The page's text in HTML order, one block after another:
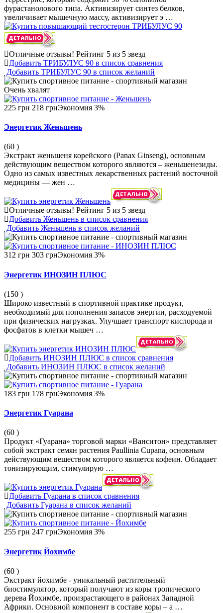
фурастанолового типа. Активизирует синтез белков,
увеличивает мышечную массу, активизирует э …
Отличные отзывы! Рейтинг 5 из 5 звезд
Добавить ТРИБУЛУС 90 в список сравнения
Добавить ТРИБУЛУС 90 в список желаний
Очень хвалят
225 грн 218 грнЭкономия 3%
Энергетик Женьшень
(60 )
Экстракт женьшеня корейского (Panax Ginseng), основным
действующим веществом которого являются – женьшенезиды.
Одно из самых известных лекарственных растений восточной
медицины — жен …
Отличные отзывы! Рейтинг 5 из 5 звезд
Добавить Женьшень в список сравнения
Добавить Женьшень в список желаний
312 грн 303 грнЭкономия 3%
Энергетик ИНОЗИН ПЛЮС
(150 )
Широко известный в спортивной практике продукт,
необходимый для пополнения запасов энергии, расходуемой
при физических нагрузках. Улучшает транспорт кислорода и
фосфатов в клетки мышеч …
Добавить ИНОЗИН ПЛЮС в список сравнения
Добавить ИНОЗИН ПЛЮС в список желаний
183 грн 178 грнЭкономия 3%
Энергетик Гуарана
(60 )
Продукт «Гуарана» торговой марки «Ванситон» представляет
собой экстракт семян растения Paullinia Cupana, основным
действующим веществом которого является кофеин. Обладает
тонизирующим, стимулирую …
Добавить Гуарана в список сравнения
Добавить Гуарана в список желаний
255 грн 247 грнЭкономия 3%
Энергетик Йохимбе
(60 )
Экстракт йохимбе - уникальный растительный
биостимулятор, который получают из коры тропического
дерева Йохимбе, произрастающего в районах Западной
Африки. Основной компонент в составе коры – а …